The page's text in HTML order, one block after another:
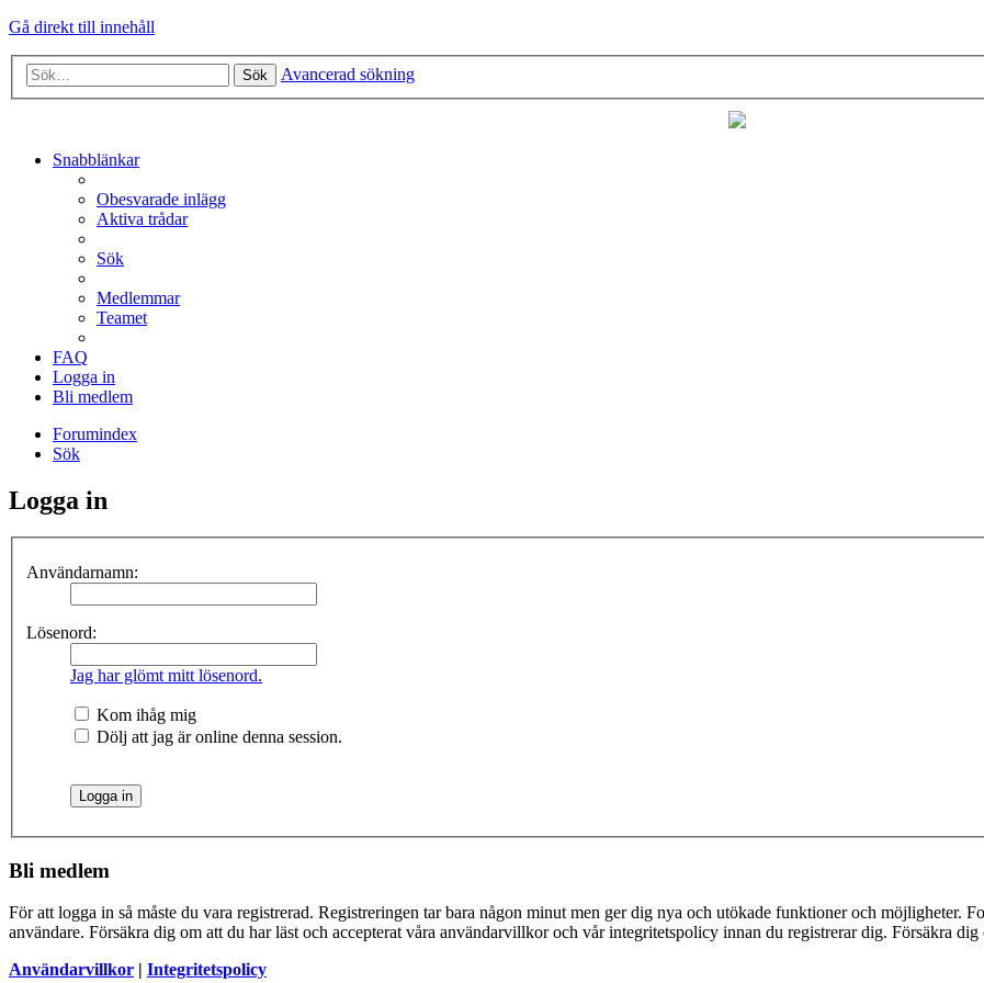
Gå direkt till innehåll
Sök Avancerad sökning
Snabblänkar
Obesvarade inlägg
Aktiva trådar
Sök
Medlemmar
Teamet
FAQ
Logga in
Bli medlem
Forumindex
Sök
Logga in
Användarnamn:
Lösenord:
Jag har glömt mitt lösenord.
Kom ihåg mig
Dölj att jag är online denna session.
Bli medlem
För att logga in så måste du vara registrerad. Registreringen tar bara någon minut men ger dig nya och utökade funktioner och möjligheter.
användare. Försäkra dig om att du har läst och accepterat våra användarvillkor och vår integritetspolicy innan du registrerar dig. Försäkra
Användarvillkor | Integritetspolicy